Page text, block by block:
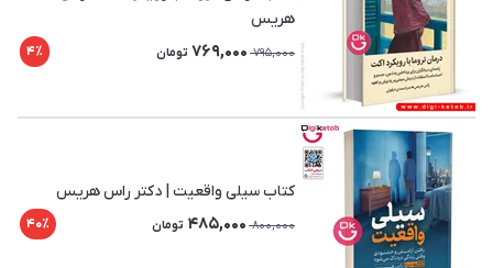
هریس
795,000
769,000 تومان 4٪
کتاب سیلی واقعیت | دکتر راس هریس
800,000
485,000 تومان 40٪